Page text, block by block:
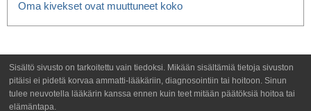
Oma kivekset ovat muuttuneet koko
Sisältö sivusto on tarkoitettu vain tiedoksi. Mikään sisältämiä tietoja sivuston
pitäisi ei pidetä korvaa ammatti-lääkäriin, diagnosointiin tai hoitoon. Sinun
tulee neuvotella lääkärin kanssa ennen kuin teet mitään päätöksiä hoitoa tai
elämäntapa.